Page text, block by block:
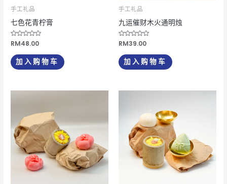
手工礼品
七色花青柠膏
评
分
&sol;
5
RM48.00
加入购物车
手工礼品
九运催财木火通明烛
评
分
&sol;
5
RM39.00
加入购物车